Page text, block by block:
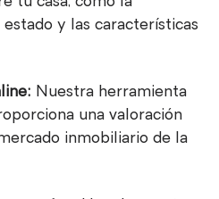
y las características
Nuestra herramienta
una valoración
inmobiliario de la